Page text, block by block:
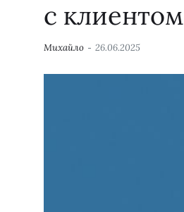
с клиентом
Михайло 26.06.2025